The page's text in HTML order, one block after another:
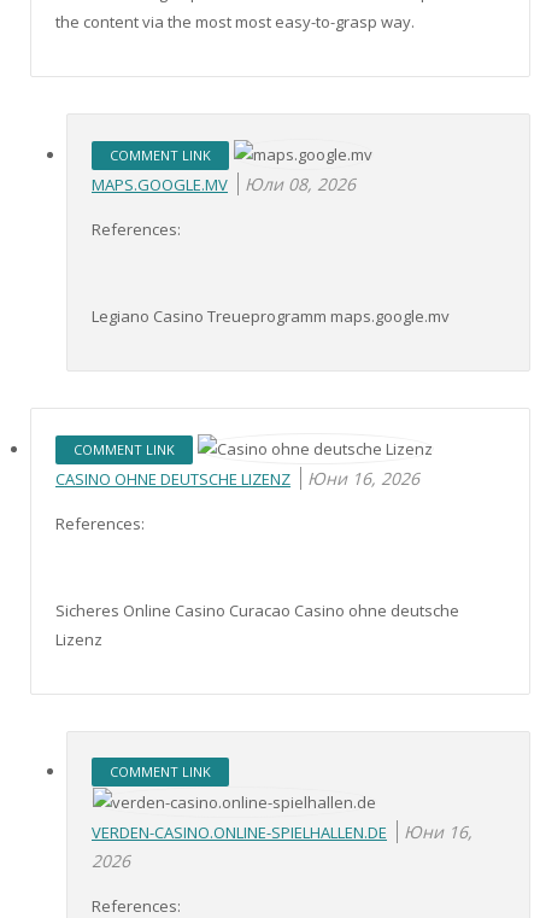
the content via the most most easy-to-grasp way.
COMMENT LINK
MAPS.GOOGLE.MV Юли 08, 2026
References:
Legiano Casino Treueprogramm maps.google.mv
COMMENT LINK
CASINO OHNE DEUTSCHE LIZENZ Юни 16, 2026
References:
Sicheres Online Casino Curacao Casino ohne deutsche
Lizenz
COMMENT LINK
VERDEN-CASINO.ONLINE-SPIELHALLEN.DE
Юни 16,
2026
References: